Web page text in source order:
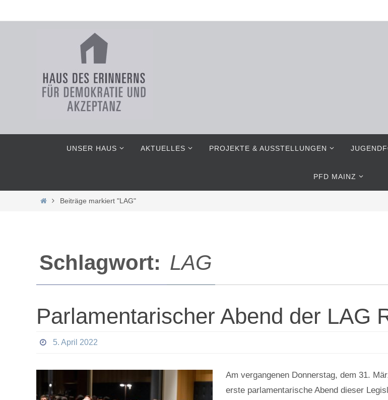
Inhalt
UNSER HAUS AKTUELLES PROJEKTE & AUSSTELLUNGEN
PFD MAINZ
HomeBeiträge markiert "LAG"
Schlagwort: LAG
Parlamentarischer Abend der LAG
5. April 2022
Am vergangenen Donnerstag, dem 31.
erste parlamentarische Abend dieser